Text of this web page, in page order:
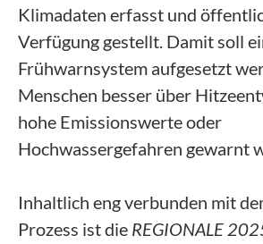
Klimadaten erfasst und
Verfügung gestellt. Damit soll
Frühwarnsystem aufgesetzt
Menschen besser über
hohe Emissionswerte oder
Hochwassergefahren gewarnt
Inhaltlich eng verbunden mit
Prozess ist die REGIONALE